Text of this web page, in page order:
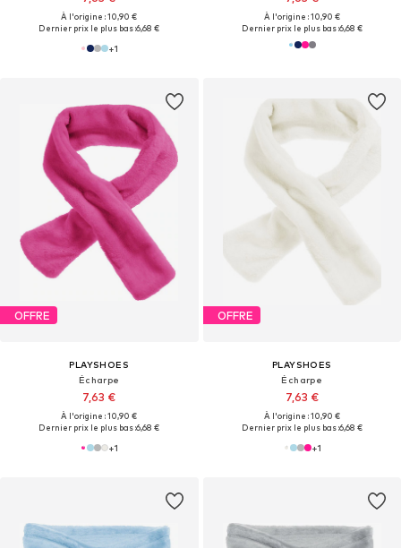
À l'origine : 10,90 €
Dernier prix le plus bas :6,68 €
+1
À l'origine : 10,90 €
Dernier prix le plus bas :6,68 €
OFFRE
PLAYSHOES
Écharpe
7,63 €
À l'origine : 10,90 €
Dernier prix le plus bas :6,68 €
+1
OFFRE
PLAYSHOES
Écharpe
7,63 €
À l'origine : 10,90 €
Dernier prix le plus bas :6,68 €
+1